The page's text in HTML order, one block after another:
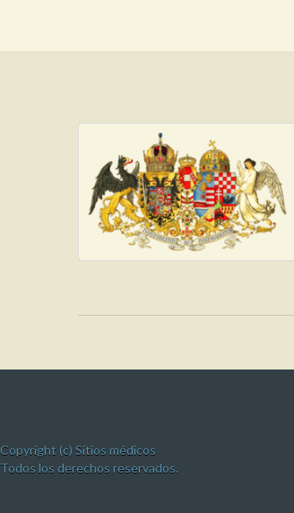
Copyright (c) Sitios médicos
Todos los derechos reservados.